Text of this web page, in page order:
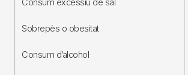
Consum excessiu de sal
Sobrepès o obesitat
Consum d’alcohol